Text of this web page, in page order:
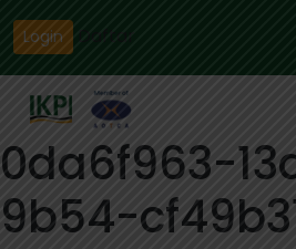
Login
0da6f963-
9b54-